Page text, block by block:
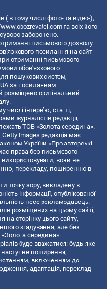
( в тому числі фото- та відео-),
та всіх його
заборонено.
письмового дозволу
посилання на сайт
отриманні письмового
обов'язкового
пошукових систем,
за посиланням
розміщено оригінальний
числі інтерв’ю, статті,
журналістів редакції,
ТОВ «Золота середина».
Getty Images редакція має
України «Про авторські
права без письмового
вони не
перекладу, поширенню в
точку зору, викладену в
інформації, опублікованої
несе рекламодавець.
розміщених на цьому сайті,
на сторінку цього сайту,
згадування, але без
середина»
буде вважатися: будь-яке
поширення,
включенням до
адаптація, переклад